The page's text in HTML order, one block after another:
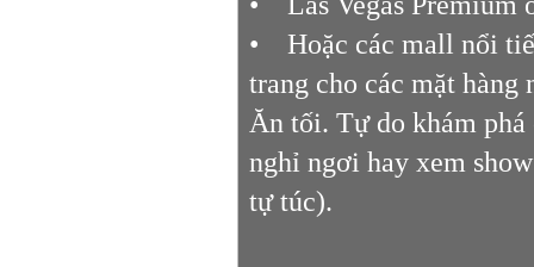
• Hoặc các mall nổi
trang cho các mặt
Ăn tối. Tự do khám phá
nghỉ ngơi hay xem
tự túc).